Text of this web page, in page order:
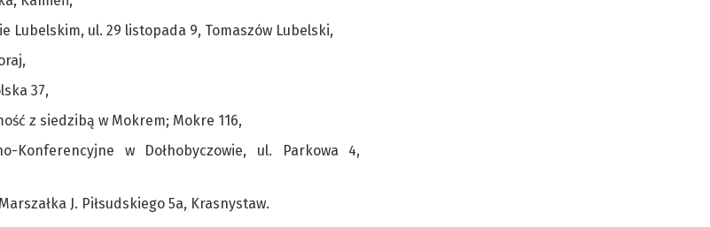
Lubelskim, ul. 29 listopada 9, Tomaszów Lubelski,
37,
z siedzibą w Mokrem; Mokre 116,
w Dołhobyczowie, ul. Parkowa 4,
J. Piłsudskiego 5a, Krasnystaw.